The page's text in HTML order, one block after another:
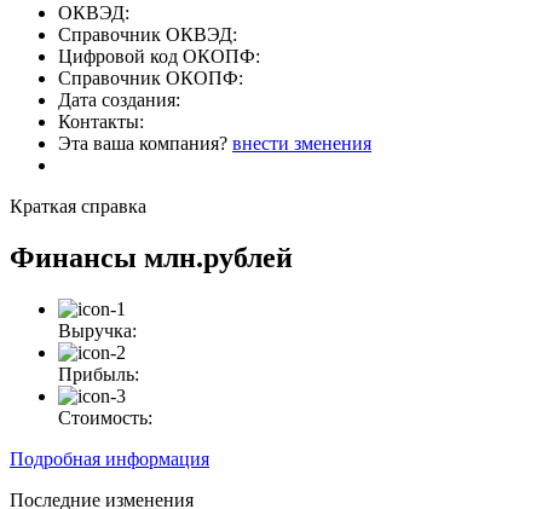
ОКВЭД:
Справочник ОКВЭД:
Цифровой код ОКОПФ:
Справочник ОКОПФ:
Дата создания:
Контакты:
Эта ваша компания? внести зменения
Краткая справка
Финансы млн.рублей
Выручка:
Прибыль:
Стоимость:
Подробная информация
Последние изменения